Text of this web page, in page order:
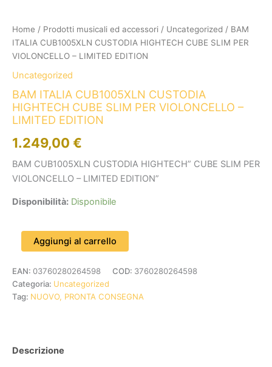
Home / Prodotti musicali ed accessori / Uncategorized / BAM
ITALIA CUB1005XLN CUSTODIA HIGHTECH CUBE SLIM PER
VIOLONCELLO – LIMITED EDITION
Uncategorized
BAM ITALIA CUB1005XLN CUSTODIA
HIGHTECH CUBE SLIM PER VIOLONCELLO –
LIMITED EDITION
1.249,00 €
BAM CUB1005XLN CUSTODIA HIGHTECH” CUBE SLIM PER
VIOLONCELLO – LIMITED EDITION”
Disponibilità: Disponibile
Aggiungi al carrello
EAN: 03760280264598 COD: 3760280264598
Categoria: Uncategorized
Tag: NUOVO, PRONTA CONSEGNA
Descrizione